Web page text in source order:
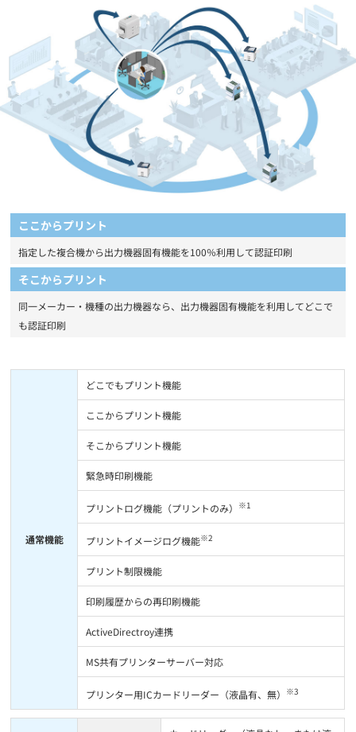
ここからプリント
指定した複合機から出力機器固有機能を100％利用して認証印刷
そこからプリント
同一メーカー・機種の出力機器なら、出力機器固有機能を利用してどこで
も認証印刷
通常機能
どこでもプリント機能
ここからプリント機能
そこからプリント機能
緊急時印刷機能
プリントログ機能（プリントのみ） ※1
プリントイメージログ機能※2
プリント制限機能
印刷履歴からの再印刷機能
ActiveDirectroy連携
MS共有プリンターサーバー対応
プリンター用ICカードリーダー（液晶有、無） ※3